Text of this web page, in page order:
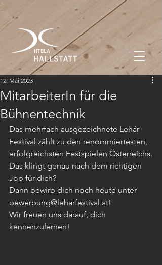
MitarbeiterIn für die
Bühnentechnik
12. Mai 2023
Das mehrfach ausgezeichnete Lehár
Festival zählt zu den renommiertesten,
erfolgreichsten Festspielen Österreichs.
Das klingt genau nach dem richtigen
Job für dich?
Dann bewirb dich noch heute unter
bewerbung@leharfestival.at!
Wir freuen uns darauf, dich
kennenzulernen!